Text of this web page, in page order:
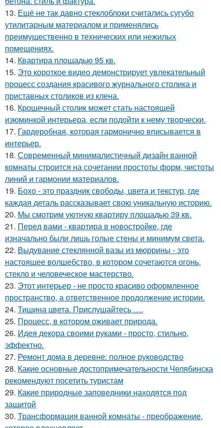
13. Ещё не так давно стеклоблоки считались сугубо
утилитарным материалом и применялись
преимущественно в технических или нежилых
помещениях.
14. Квартира площадью 95 кв.
15. Это короткое видео демонстрирует увлекательный
процесс создания красивого журнального столика и
приставных столиков из клена.
16. Крошечный столик может стать настоящей
изюминкой интерьера, если подойти к нему творчески.
17. Гардеробная, которая гармонично вписывается в
интерьер.
18. Современный минималистичный дизайн ванной
комнаты строится на сочетании простоты форм, чистоты
линий и гармонии материалов.
19. Бохо - это праздник свободы, цвета и текстур, где
каждая деталь рассказывает свою уникальную историю.
20. Мы смотрим уютную квартиру площадью 39 кв.
21. Перед вами - квартира в новостройке, где
изначально были лишь голые стены и минимум света.
22. Выдувание стеклянной вазы из мюррины - это
настоящее волшебство, в котором сочетаются огонь,
стекло и человеческое мастерство.
23. Этот интерьер - не просто красиво оформленное
пространство, а ответственное продолжение истории.
24. Тишина цвета. Прислушайтесь ….
25. Процесс, в котором оживает природа.
26. Идея декора своими руками - просто, стильно,
эффектно.
27. Ремонт дома в деревне: полное руководство
28. Какие основные достопримечательности Челябинска
рекомендуют посетить туристам
29. Какие природные заповедники находятся под
защитой
30. Трансформация ванной комнаты - преображение,